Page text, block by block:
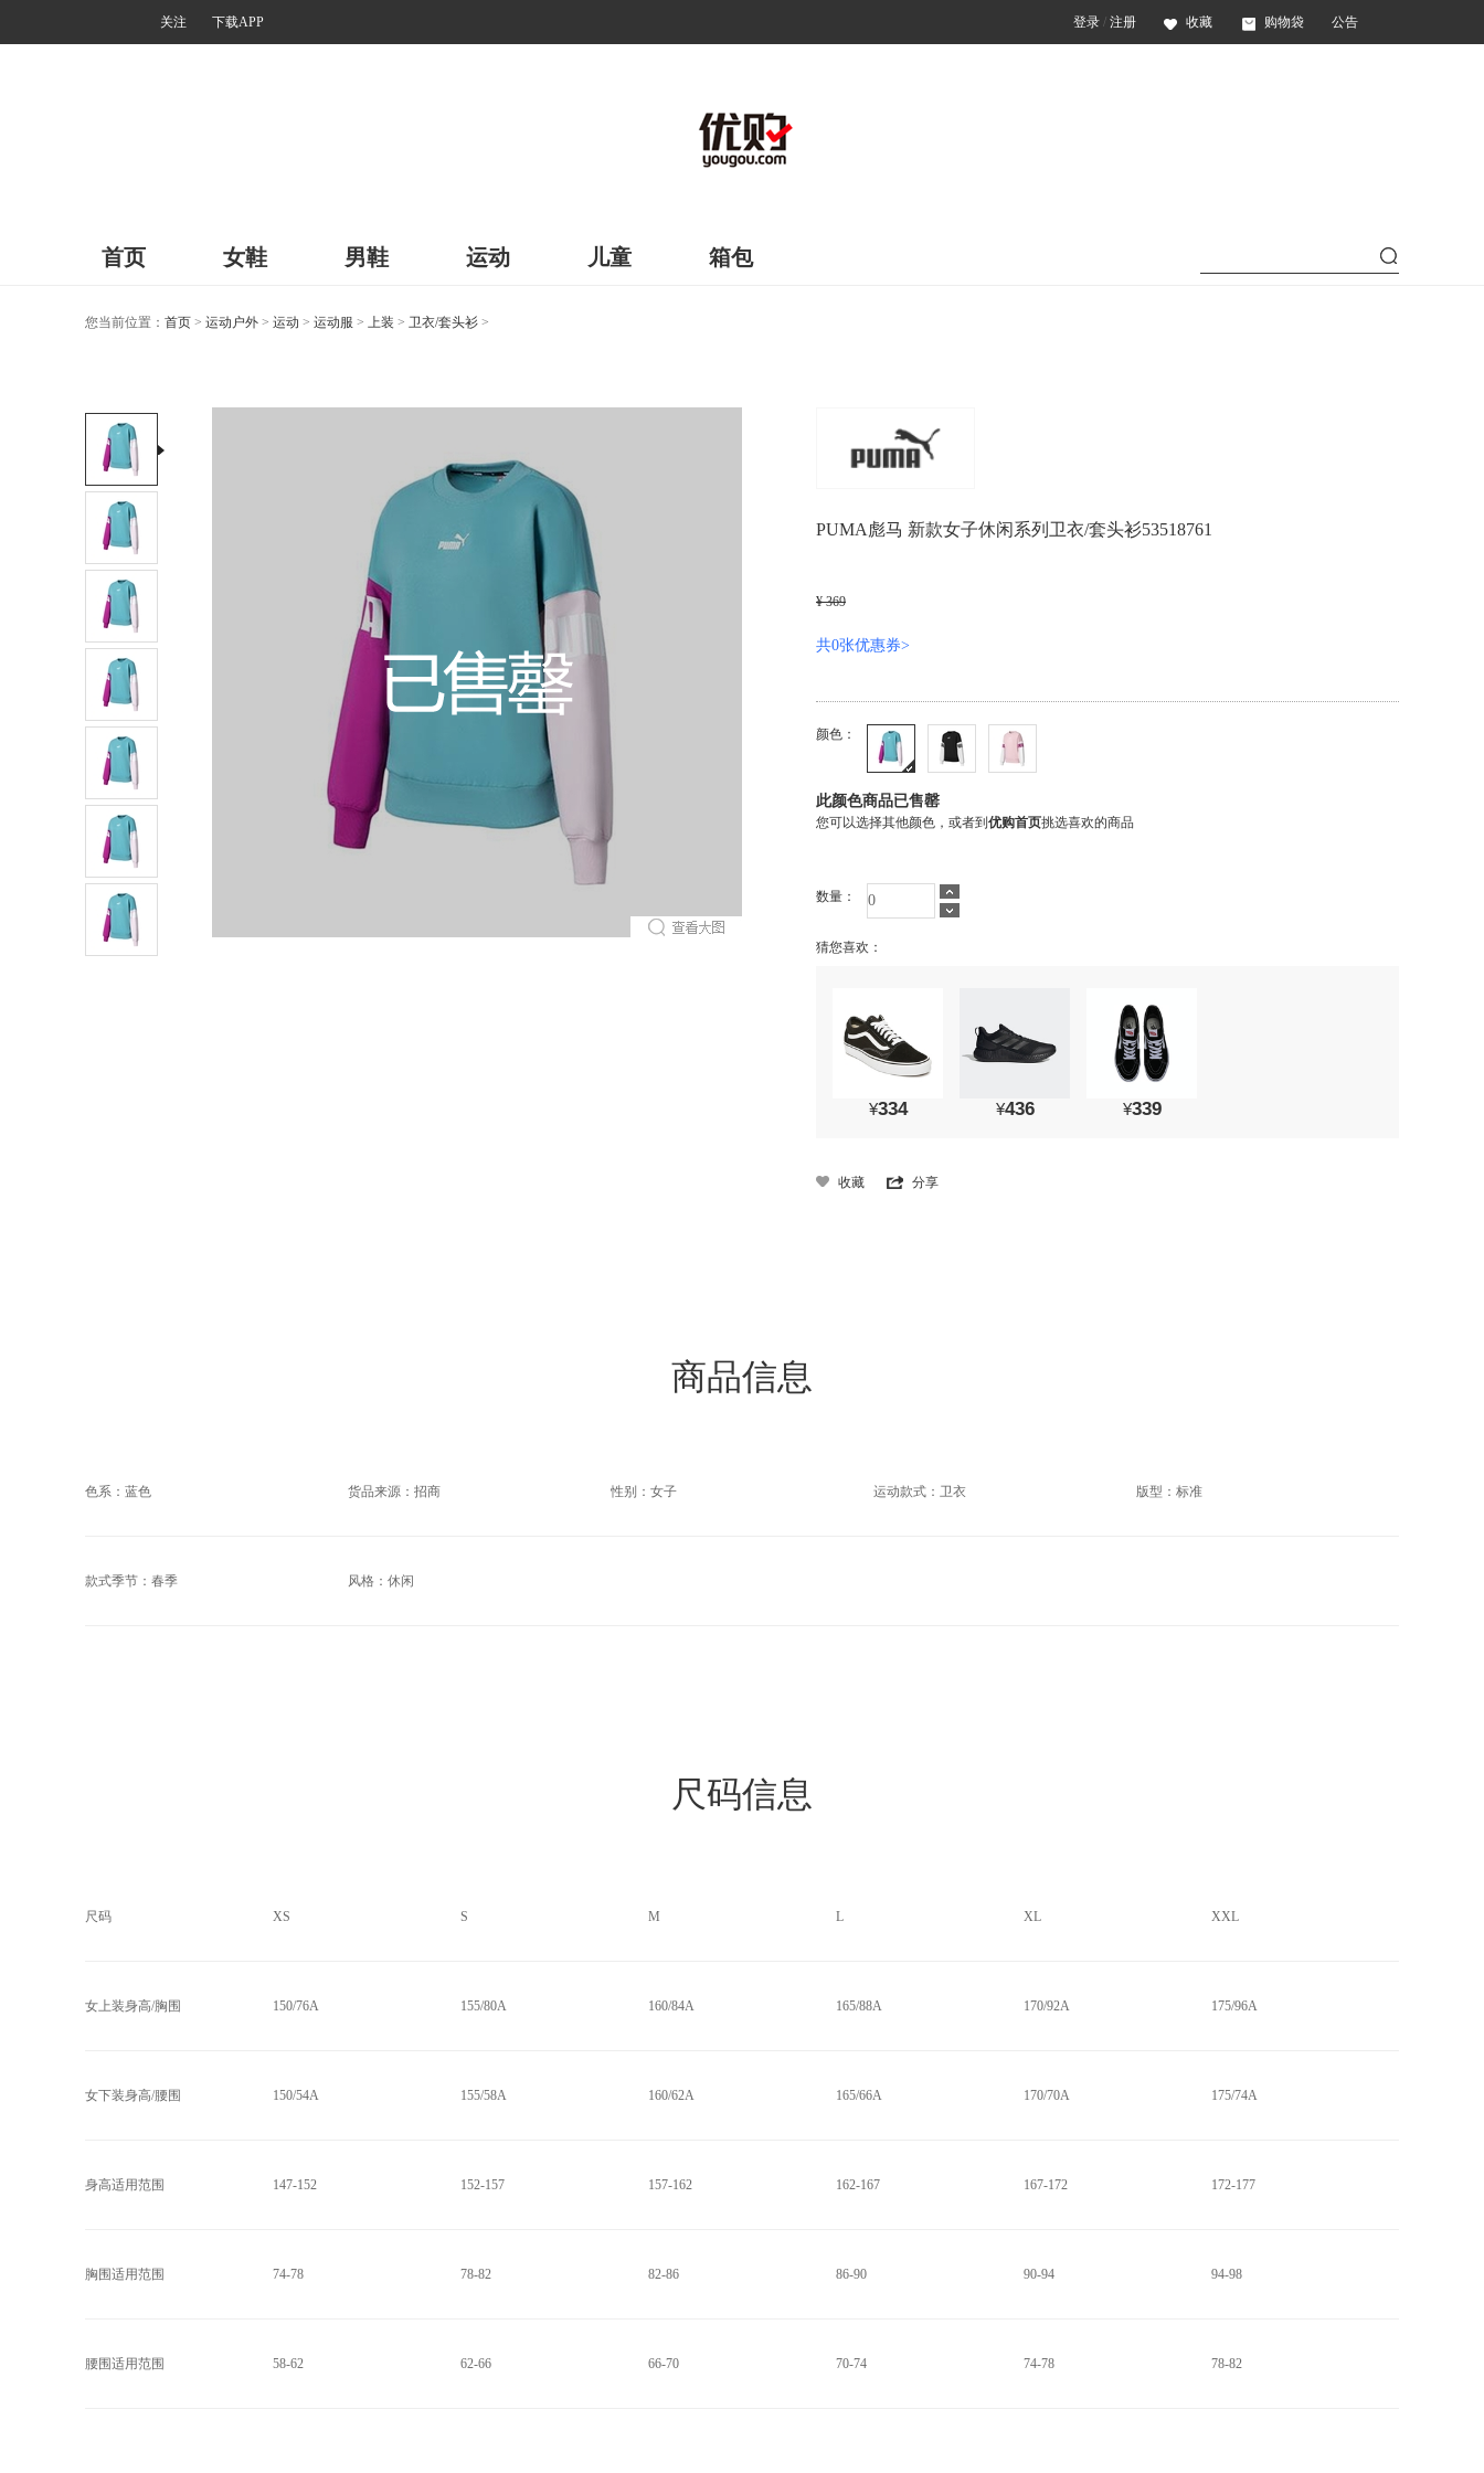
关注 下载APP 登录 / 注册 收藏 购物袋 公告
首页 女鞋 男鞋 运动 儿童 箱包
您当前位置： 首页 > 运动户外 > 运动 > 运动服 > 上装 > 卫衣/套头衫 >
PUMA彪马 新款女子休闲系列卫衣/套头衫53518761
¥ 369
共0张优惠券>
颜色：
此颜色商品已售罄
您可以选择其他颜色，或者到 优购首页挑选喜欢的商品
数量：
猜您喜欢：
¥334 ¥436 ¥339
收藏 分享
商品信息
色系：蓝色 货品来源：招商 性别：女子 运动款式：卫衣 版型：标准
款式季节：春季 风格：休闲
尺码信息
尺码 XS S M L XL XXL
女上装身高/胸围 150/76A 155/80A 160/84A 165/88A 170/92A 175/96A
女下装身高/腰围 150/54A 155/58A 160/62A 165/66A 170/70A 175/74A
身高适用范围 147-152 152-157 157-162 162-167 167-172 172-177
胸围适用范围 74-78 78-82 82-86 86-90 90-94 94-98
腰围适用范围 58-62 62-66 66-70 70-74 74-78 78-82